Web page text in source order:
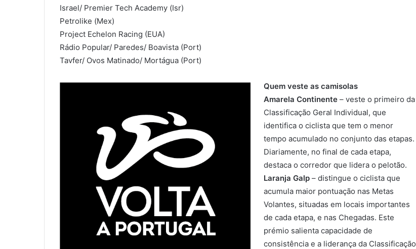
Israel/ Premier Tech Academy (Isr)
Petrolike (Mex)
Project Echelon Racing (EUA)
Rádio Popular/ Paredes/ Boavista (Port)
Tavfer/ Ovos Matinado/ Mortágua (Port)
Quem veste as camisolas
Amarela Continente – veste o primeiro da
Classificação Geral Individual, que
identifica o ciclista que tem o menor
tempo acumulado no conjunto das etapas.
Diariamente, no final de cada etapa,
destaca o corredor que lidera o pelotão.
Laranja Galp – distingue o ciclista que
acumula maior pontuação nas Metas
Volantes, situadas em locais importantes
de cada etapa, e nas Chegadas. Este
prémio salienta capacidade de
consistência e a liderança da Classificação